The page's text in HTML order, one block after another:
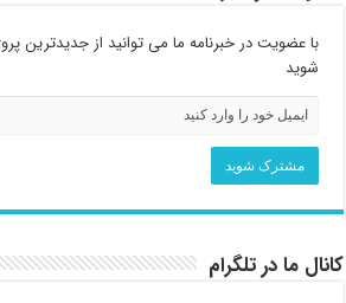
با عضویت در خبرنامه ما می توانید از جدیدترین
شوید
کانال ما در تلگرام